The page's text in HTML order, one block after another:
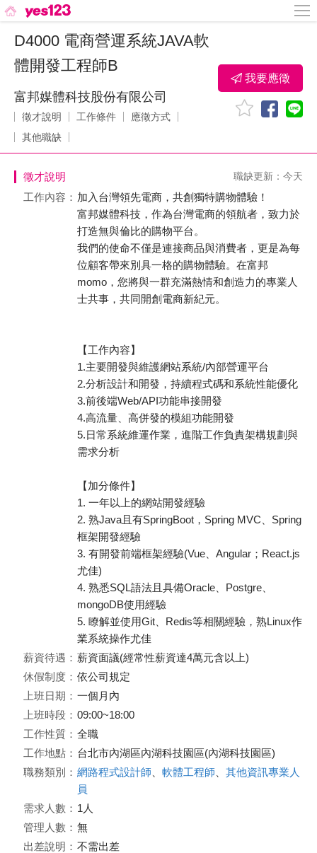
D4000 電商營運系統JAVA軟
體開發工程師B
富邦媒體科技股份有限公司
徵才說明 工作條件
應徵方式
其他職缺
我要應徵
徵才說明 職缺更新：今天
工作內容： 加入台灣領先電商，共創獨特購物體驗！
富邦媒體科技，作為台灣電商的領航者，致力於
打造無與倫比的購物平台。
我們的使命不僅是連接商品與消費者，更是為每
位顧客帶來別具一格的購物體驗。在富邦
momo，您將與一群充滿熱情和創造力的專業人
士共事，共同開創電商新紀元。
【工作內容】
1.主要開發與維護網站系統/內部營運平台
2.分析設計和開發，持續程式碼和系統性能優化
3.前後端Web/API功能串接開發
4.高流量、高併發的模組功能開發
5.日常系統維運作業，進階工作負責架構規劃與
需求分析
【加分條件】
1. 一年以上的網站開發經驗
2. 熟Java且有SpringBoot，Spring MVC、Spring
框架開發經驗
3. 有開發前端框架經驗(Vue、Angular；React.js
尤佳)
4. 熟悉SQL語法且具備Oracle、Postgre、
mongoDB使用經驗
5. 瞭解並使用Git、Redis等相關經驗，熟Linux作
業系統操作尤佳
薪資待遇： 薪資面議(經常性薪資達4萬元含以上)
休假制度： 依公司規定
上班日期： 一個月內
上班時段： 09:00~18:00
工作性質： 全職
工作地點： 台北市內湖區內湖科技園區(內湖科技園區)
職務類別： 網路程式設計師 軟體工程師
其他資訊專業人
員
需求人數： 1人
管理人數： 無
出差說明： 不需出差